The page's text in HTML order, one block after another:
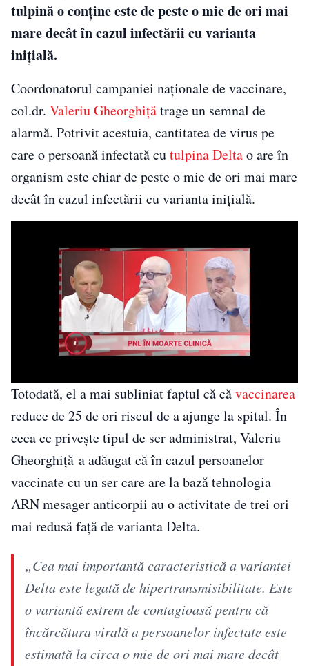
tulpină o conține este de peste o mie de ori mai
mare decât în cazul infectării cu varianta
iniţială.
Coordonatorul campaniei naţionale de vaccinare,
col.dr. Valeriu Gheorghiţătrage un semnal de
alarmă. Potrivit acestuia, cantitatea de virus pe
care o persoană infectată cutulpina Deltao are în
organism este chiar de peste o mie de ori mai mare
decât în cazul infectării cu varianta iniţială.
Totodată, el a mai subliniat faptul că căvaccinarea
reduce de 25 de ori riscul de a ajunge la spital. În
ceea ce privește tipul de ser administrat, Valeriu
Gheorghiță a adăugat că în cazul persoanelor
vaccinate cu un ser care are la bază tehnologia
ARN mesager anticorpii au o activitate de trei ori
mai redusă faţă de varianta Delta.
„Cea mai importantă caracteristică a variantei
Delta este legată de hipertransmisibilitate. Este
o variantă extrem de contagioasă pentru că
încărcătura virală a persoanelor infectate este
estimată la circa o mie de ori mai mare decât